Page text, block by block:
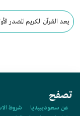
يعد القرآن الكريم المصدر
تصفح
عن سعوديبيديا شروط